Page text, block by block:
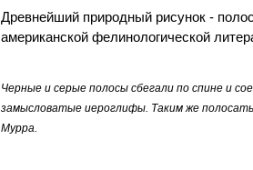
Древнейший природный рисунок -
американской фелинологической
Черные и серые полосы сбегали по спине и
замысловатые иероглифы. Таким же
Мурра.